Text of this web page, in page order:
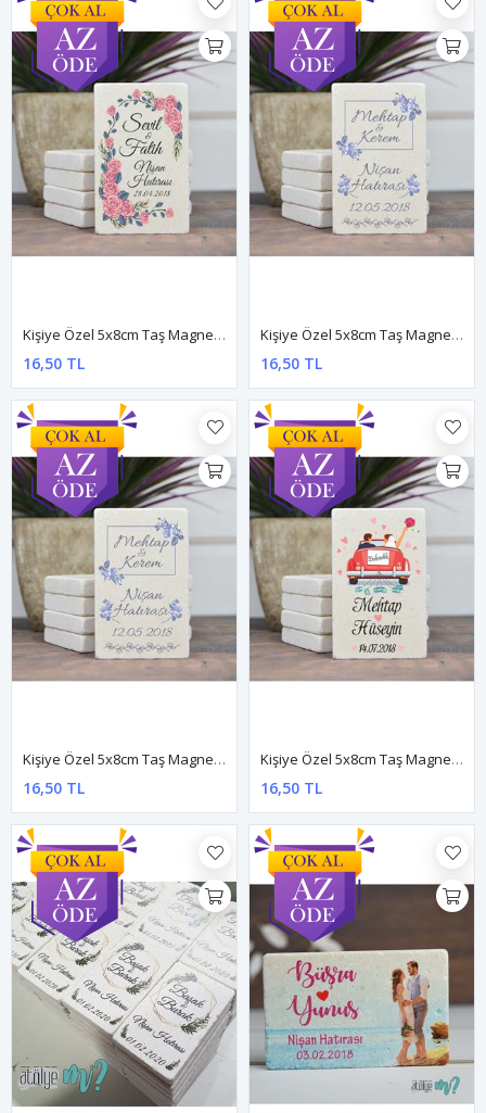
Kişiye Özel 5x8cm Taş Magnet - Dnts040
16,50 TL
Kişiye Özel 5x8cm Taş Magnet - Dnts041
16,50 TL
Kişiye Özel 5x8cm Taş Magnet - Dnts043
16,50 TL
Kişiye Özel 5x8cm Taş Magnet - Dnts045
16,50 TL